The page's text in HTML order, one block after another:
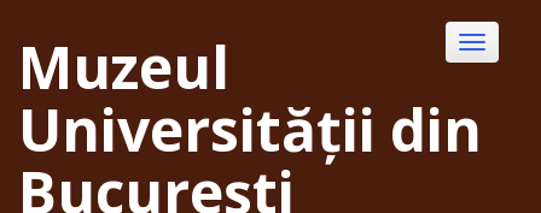
contentMuzeul
Universității din
București
Toggle